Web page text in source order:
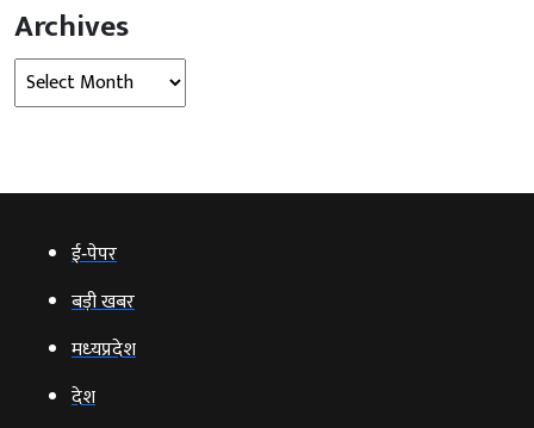
Archives
Archives
ई‑पेपर
बड़ी खबर
मध्‍यप्रदेश
देश